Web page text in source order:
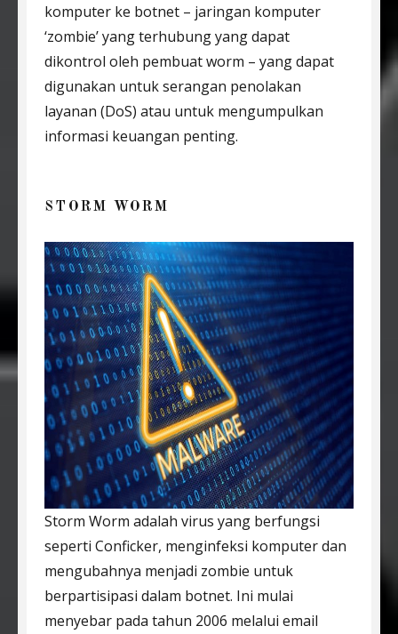
komputer ke botnet – jaringan komputer
‘zombie’ yang terhubung yang dapat
dikontrol oleh pembuat worm – yang dapat
digunakan untuk serangan penolakan
layanan (DoS) atau untuk mengumpulkan
informasi keuangan penting.
STORM WORM
Storm Worm adalah virus yang berfungsi
seperti Conficker, menginfeksi komputer dan
mengubahnya menjadi zombie untuk
berpartisipasi dalam botnet. Ini mulai
menyebar pada tahun 2006 melalui email